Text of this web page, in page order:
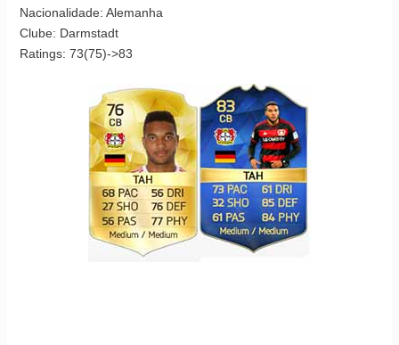
Nacionalidade: Alemanha
Clube: Darmstadt
Ratings: 73(75)->83